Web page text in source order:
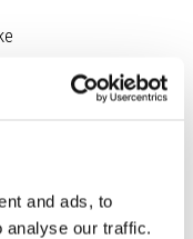
and ads, to
analyse our traffic.